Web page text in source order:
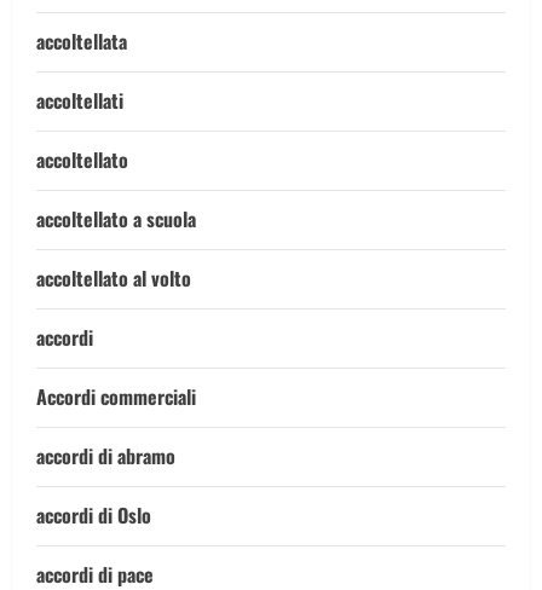
accoltellata
accoltellati
accoltellato
accoltellato a scuola
accoltellato al volto
accordi
Accordi commerciali
accordi di abramo
accordi di Oslo
accordi di pace